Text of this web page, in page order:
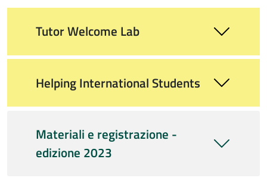
Tutor Welcome Lab
Helping International Students
Materiali e registrazione -
edizione 2023